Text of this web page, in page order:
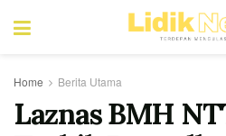
Home Berita Utama
Laznas BMH